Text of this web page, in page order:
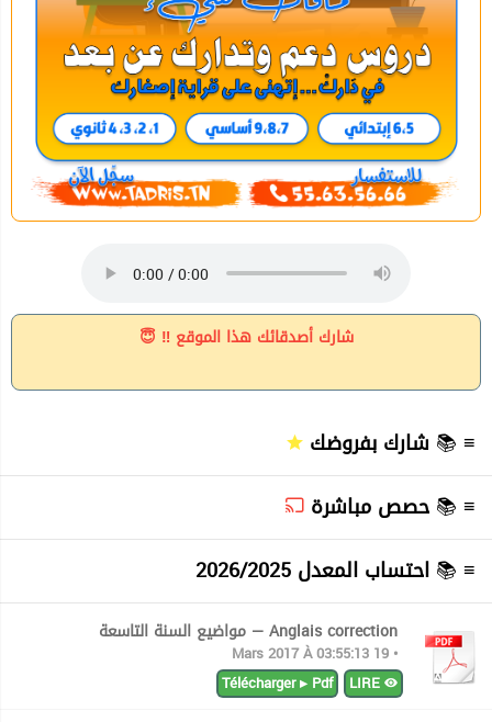
شارك أصدقائك هذا الموقع ‼ 😇
≡ 📚 شارك بفروضك
≡ 📚 حصص مباشرة
≡ 📚 احتساب المعدل 2026/2025
Anglais correction — مواضيع السنة التاسعة
• 19 Mars 2017 À 03:55:13
Télécharger ▸ Pdf